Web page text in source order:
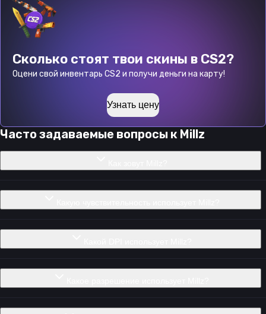
Сколько стоят твои скины в CS2?
Оцени свой инвентарь CS2 и получи деньги на карту!
Узнать цену
Часто задаваемые вопросы к Millz